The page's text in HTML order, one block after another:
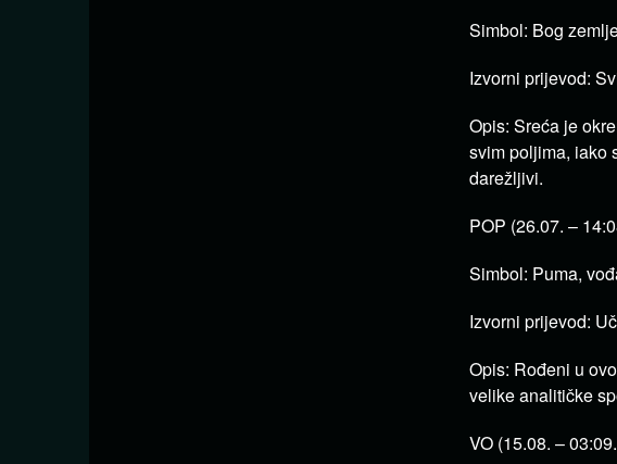
Simbol: Bog
Izvorni prijevod:
Opis: Sreća je
svim poljima, iako
darežljivi.
POP (26.07. –
Simbol: Puma,
Izvorni prijevod:
Opis: Rođeni u
velike analitičke
VO (15.08. –